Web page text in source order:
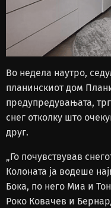
Во недела наутро,
планинскиот дом
предупредувањата,
снег отколку што
друг.
„Го почувствував
Колоната ја водеше
Бока, по него Миа и
Роко Ковачев и